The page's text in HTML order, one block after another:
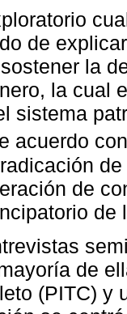
de
la
la cual
sistema
acuerdo
de
de
de
(PITC) y